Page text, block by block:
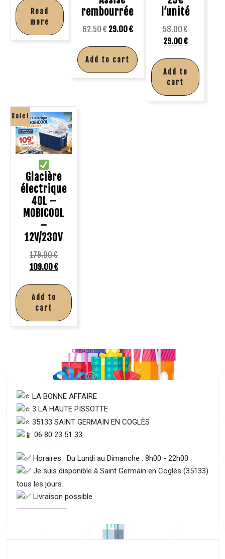
Read
more
rembourrée
62.50€ 29.00€
Add to cart
l’unité
58.00€
29.00€
Add to
cart
Sale!
Glacière
électrique
40L –
MOBICOOL
–
12V/230V
179.00€
109.00€
Add to
cart
LA BONNE AFFAIRE
3 LA HAUTE PISSOTTE
35133 SAINT GERMAIN EN COGLÈS
06 80 23 51 33
Horaires : Du Lundi au Dimanche : 8h00 - 22h00
Je suis disponible à Saint Germain en Coglès (35133)
tous les jours.
Livraison possible.